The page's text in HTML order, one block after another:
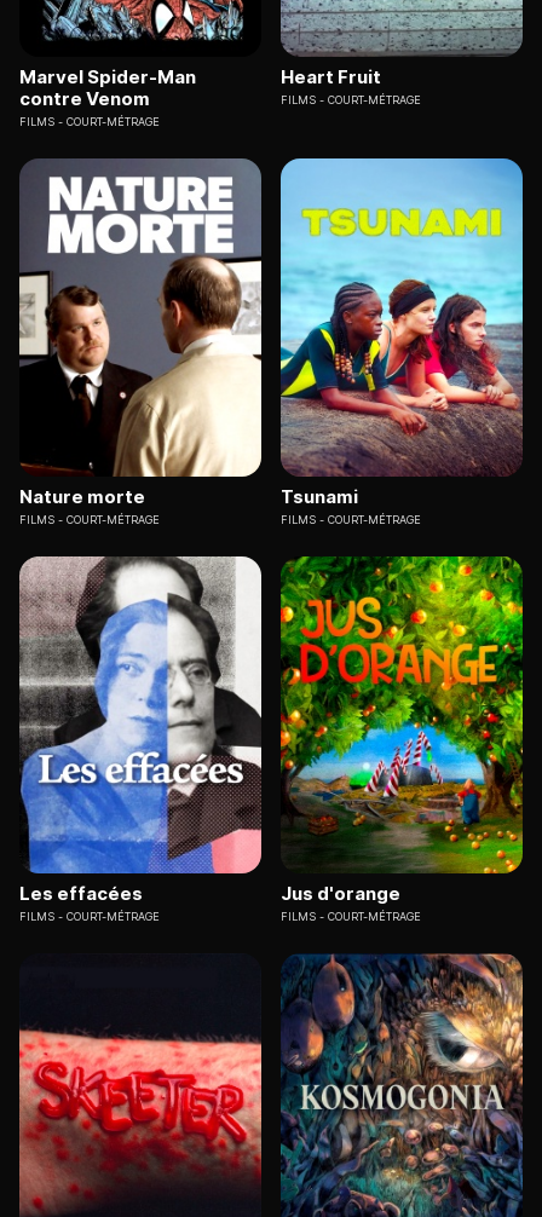
Marvel Spider-Man
contre Venom
FILMS COURT-MÉTRAGE
Heart Fruit
FILMS COURT-MÉTRAGE
Nature morte
FILMS COURT-MÉTRAGE
Tsunami
FILMS COURT-MÉTRAGE
Les effacées
FILMS COURT-MÉTRAGE
Jus d'orange
FILMS COURT-MÉTRAGE